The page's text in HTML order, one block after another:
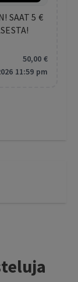
SAAT 5 €
50,00 €
11:59 pm